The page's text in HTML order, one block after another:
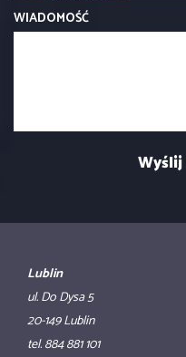
WIADOMOŚĆ
Lublin
ul. Do Dysa 5
20-149 Lublin
tel. 884 881 101